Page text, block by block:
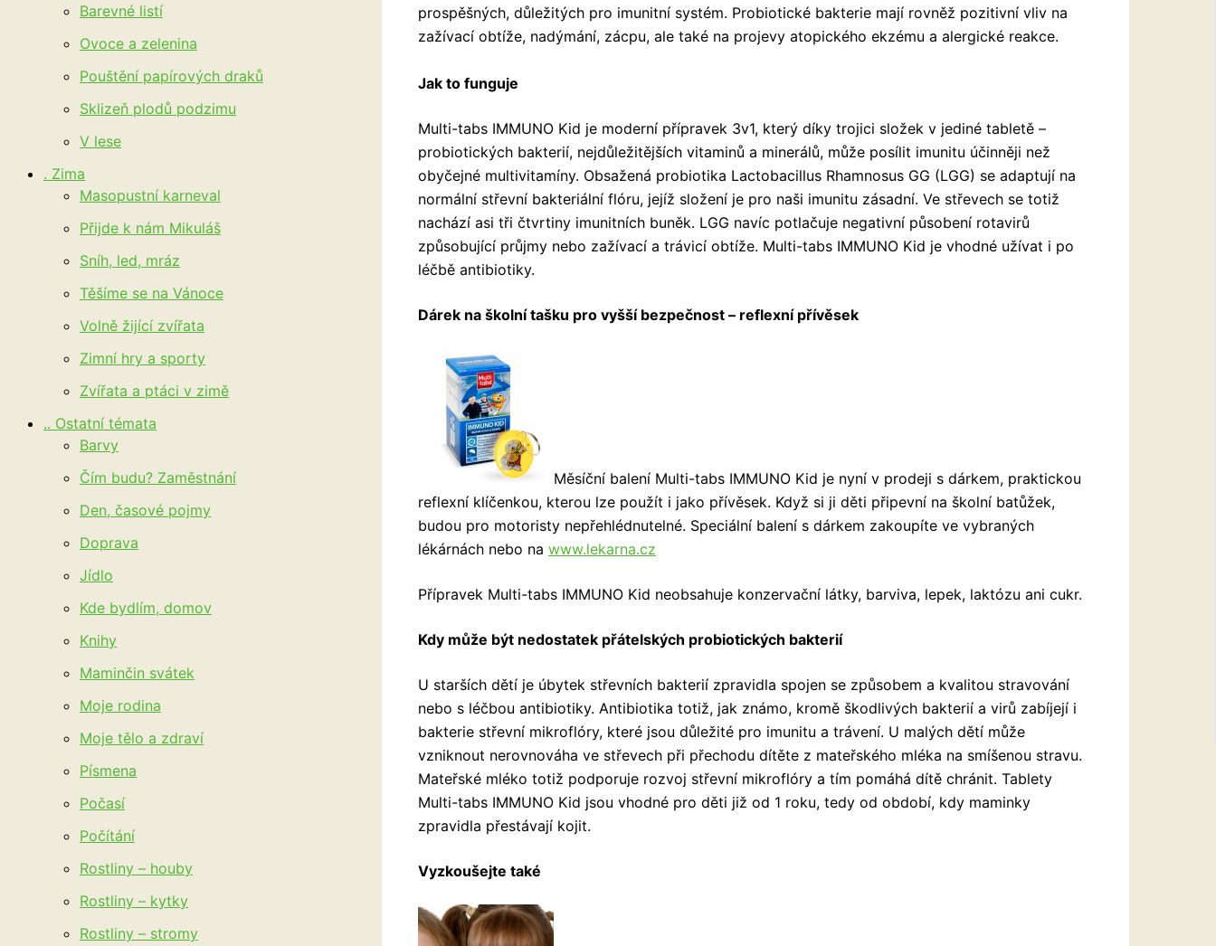
Barevné listí
Ovoce a zelenina
Pouštění papírových draků
Sklizeň plodů podzimu
V lese
. Zima
Masopustní karneval
Přijde k nám Mikuláš
Sníh, led, mráz
Těšíme se na Vánoce
Volně žijící zvířata
Zimní hry a sporty
Zvířata a ptáci v zimě
.. Ostatní témata
Barvy
Čím budu? Zaměstnání
Den, časové pojmy
Doprava
Jídlo
Kde bydlím, domov
Knihy
Maminčin svátek
Moje rodina
Moje tělo a zdraví
Písmena
Počasí
Počítání
Rostliny – houby
Rostliny – kytky
Rostliny – stromy
prospěšných, důležitých pro imunitní systém. Probiotické bakterie mají rovněž pozitivní vliv na
zažívací obtíže, nadýmání, zácpu, ale také na projevy atopického ekzému a alergické reakce.
Jak to funguje
Multi-tabs IMMUNO Kid je moderní přípravek 3v1, který díky trojici složek v jediné tabletě –
probiotických bakterií, nejdůležitějších vitaminů a minerálů, může posílit imunitu účinněji než
obyčejné multivitamíny. Obsažená probiotika Lactobacillus Rhamnosus GG (LGG) se adaptují na
normální střevní bakteriální flóru, jejíž složení je pro naši imunitu zásadní. Ve střevech se totiž
nachází asi tři čtvrtiny imunitních buněk. LGG navíc potlačuje negativní působení rotavirů
způsobující průjmy nebo zažívací a trávicí obtíže. Multi-tabs IMMUNO Kid je vhodné užívat i po
léčbě antibiotiky.
Dárek na školní tašku pro vyšší bezpečnost – reflexní přívěsek
Měsíční balení Multi-tabs IMMUNO Kid je nyní v prodeji s dárkem, praktickou
reflexní klíčenkou, kterou lze použít i jako přívěsek. Když si ji děti připevní na školní batůžek,
budou pro motoristy nepřehlédnutelné. Speciální balení s dárkem zakoupíte ve vybraných
lékárnách nebo na www.lekarna.cz
Přípravek Multi-tabs IMMUNO Kid neobsahuje konzervační látky, barviva, lepek, laktózu ani cukr.
Kdy může být nedostatek přátelských probiotických bakterií
U starších dětí je úbytek střevních bakterií zpravidla spojen se způsobem a kvalitou stravování
nebo s léčbou antibiotiky. Antibiotika totiž, jak známo, kromě škodlivých bakterií a virů zabíjejí i
bakterie střevní mikroflóry, které jsou důležité pro imunitu a trávení. U malých dětí může
vzniknout nerovnováha ve střevech při přechodu dítěte z mateřského mléka na smíšenou stravu.
Mateřské mléko totiž podporuje rozvoj střevní mikroflóry a tím pomáhá dítě chránit. Tablety
Multi-tabs IMMUNO Kid jsou vhodné pro děti již od 1 roku, tedy od období, kdy maminky
zpravidla přestávají kojit.
Vyzkoušejte také